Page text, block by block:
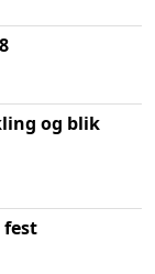
og blik
fest